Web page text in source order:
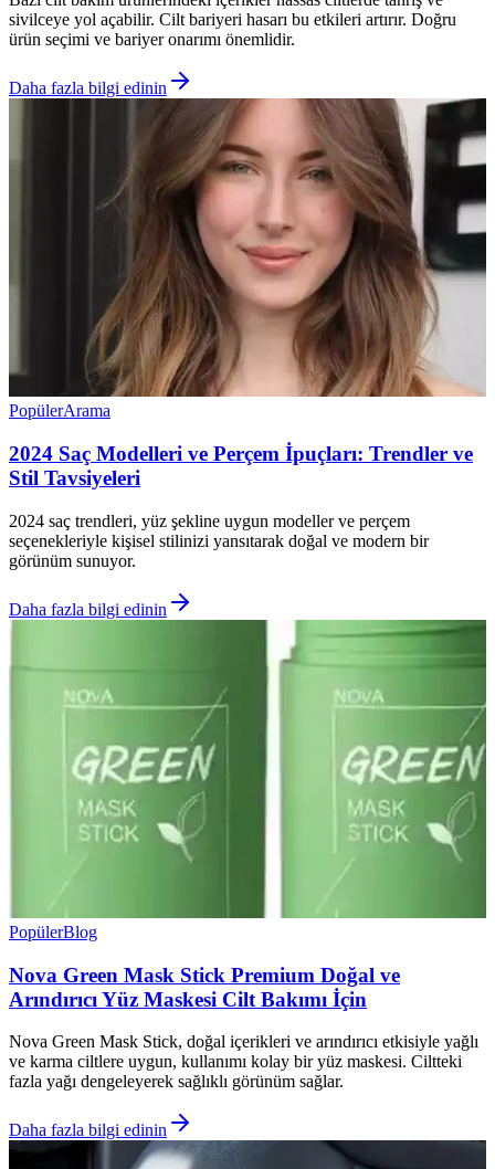
sivilceye yol açabilir. Cilt bariyeri hasarı bu etkileri artırır. Doğru
ürün seçimi ve bariyer onarımı önemlidir.
Daha fazla bilgi edinin
PopülerArama
2024 Saç Modelleri ve Perçem İpuçları: Trendler ve
Stil Tavsiyeleri
2024 saç trendleri, yüz şekline uygun modeller ve perçem
seçenekleriyle kişisel stilinizi yansıtarak doğal ve modern bir
görünüm sunuyor.
Daha fazla bilgi edinin
PopülerBlog
Nova Green Mask Stick Premium Doğal ve
Arındırıcı Yüz Maskesi Cilt Bakımı İçin
Nova Green Mask Stick, doğal içerikleri ve arındırıcı etkisiyle yağlı
ve karma ciltlere uygun, kullanımı kolay bir yüz maskesi. Ciltteki
fazla yağı dengeleyerek sağlıklı görünüm sağlar.
Daha fazla bilgi edinin